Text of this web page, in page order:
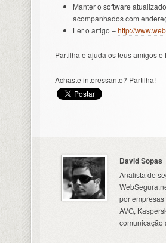
Manter o software
acompanhados com
Ler o artigo –http://
Partilha e ajuda os teus amigos e
Achaste interessante? Partilha!
David Sopas
Analista de
por empresas
AVG,
comunicação